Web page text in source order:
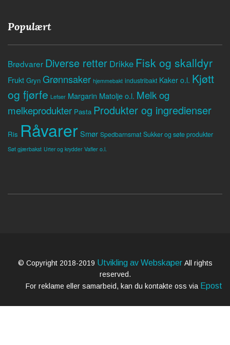
Populært
Brødvarer Diverse retter Drikke Fisk og skalldyr
Frukt Gryn Grønnsaker hjemmebakt industribakt Kaker o.l. Kjøtt
og fjørfe Lefser Margarin Matolje o.l. Melk og
melkeprodukter Pasta Produkter og ingredienser
Ris RåvarerSmør Spedbarnsmat Sukker og søte produkter
Søt gjærbakst Urter og krydder Vafler o.l.
© Copyright 2018-2019 Utvikling av Webskaper All rights
reserved.
For reklame eller samarbeid, kan du kontakte oss via Epost